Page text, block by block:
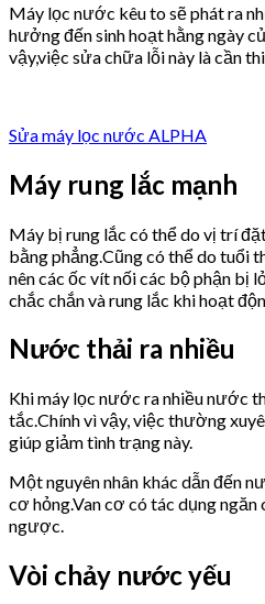
Máy lọc nước kêu to sẽ phát ra
hưởng đến sinh hoạt hằng ngày
vậy,việc sửa chữa lỗi này là cần
Sửa máy lọc nước ALPHA
Máy rung lắc mạnh
Máy bị rung lắc có thể do vị trí
bằng phẳng.Cũng có thể do tuổi
nên các ốc vít nối các bộ phận bị
chắc chắn và rung lắc khi hoạt
Nước thải ra nhiều
Khi máy lọc nước ra nhiều nước
tắc.Chính vì vậy, việc thường
giúp giảm tình trạng này.
Một nguyên nhân khác dẫn đến
cơ hỏng.Van cơ có tác dụng
ngược.
Vòi chảy nước yếu